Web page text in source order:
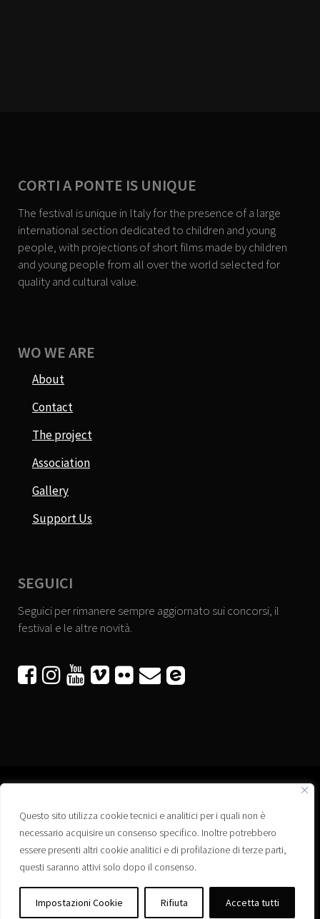
Questo sito utilizza cookie tecnici e analitici per i quali non è
necessario acquisire un consenso specifico. Inoltre potrebbero
essere presenti altri cookie analitici e di profilazione di terze parti,
questi saranno attivi solo dopo il consenso.
Impostazioni Cookie Rifiuta Accetta tutti
CORTI A PONTE IS UNIQUE
The festival is unique in Italy for the presence of a large
international section dedicated to children and young
people, with projections of short films made by children
and young people from all over the world selected for
quality and cultural value.
WO WE ARE
About
Contact
The project
Association
Gallery
Support Us
SEGUICI
Seguici per rimanere sempre aggiornato sui concorsi, il
festival e le altre novità.
     
Associazione “Corti a Ponte” APS
Via Wagner, 42 - 35020 Ponte San Nicolò (PD)
C.F. 92223660280
Privacy policy
Registro delle Associazioni di Promozione Sociale – Regione Veneto –
Iscrizione n. PS/PD0364